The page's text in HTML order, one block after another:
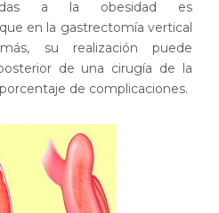
a la obesidad es
en la gastrectomía vertical
su realización puede
de una cirugía de la
de complicaciones.